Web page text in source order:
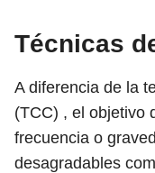
Técnicas
A diferencia de la
(TCC) , el objetivo
frecuencia o
desagradables